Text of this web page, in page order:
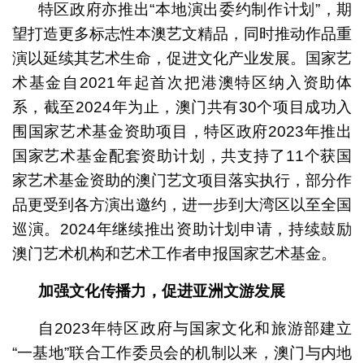
特区政府亦推出“本地演出委约制作计划”，期
望打造更多标志性本澳艺文精品，同时推动作品重
演以延续其艺术生命，促进文化产业发展。国家艺
术基金自2021年起首次把港澳特区纳入资助体
系，截至2024年为止，澳门共有30个项目成功入
围国家艺术基金资助项目，特区政府2023年推出
国家艺术基金配套资助计划，共支持了11个获国
家艺术基金资助的澳门艺文项目落实执行，部分作
品更受到各方演出邀约，进一步到大湾区以至全国
巡演。2024年继续推出资助计划申请，持续鼓励
澳门艺术机构和艺术工作者申报国家艺术基金。
加强文化传播力，促进亚洲文游发展
自2023年特区政府与国家文化和旅游部建立
“一基地”联合工作委员会的机制以来，澳门与内地